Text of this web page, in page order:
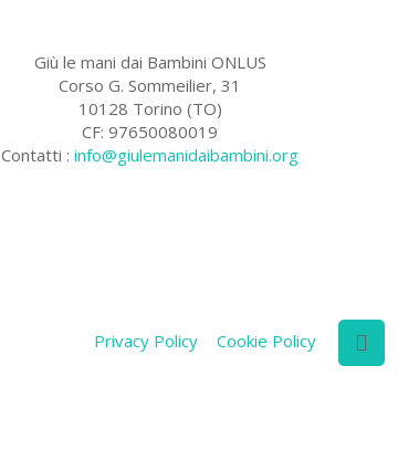
Giù le mani dai Bambini ONLUS
Corso G. Sommeilier, 31
10128 Torino (TO)
CF: 97650080019
Contatti :info@giulemanidaibambini.org
Privacy Policy Cookie Policy